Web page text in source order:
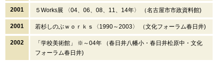
2001 ５Works展 〈04、06、08、11、14年〉 （名古屋市市政資料館)
2001 若杉しのぶｗｏｒｋｓ〈1990～2003〉 （文化フォーラム春日井)
2002
「学校美術館」 ※～04年 （春日井八幡小・春日井松原中・文化
フォーラム春日井)